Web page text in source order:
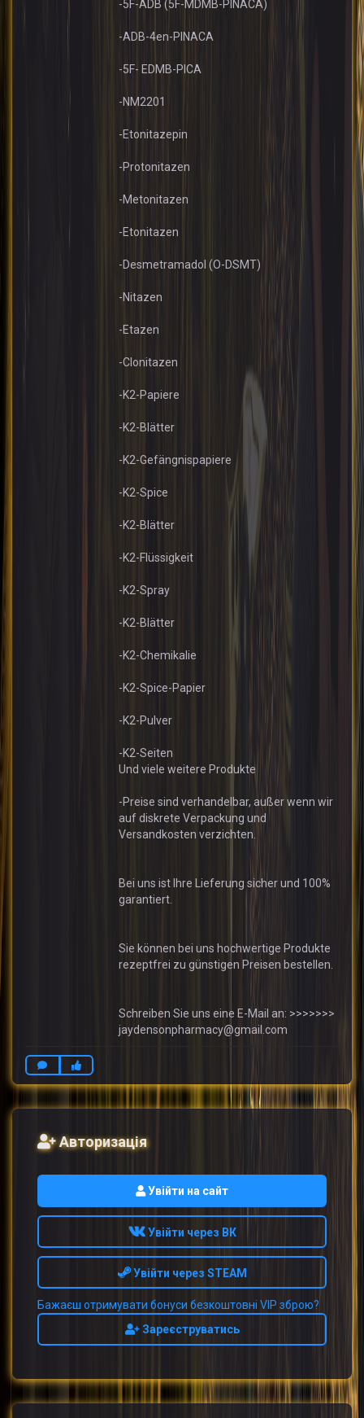
-5F-ADB (5F-MDMB-PINACA)
-ADB-4en-PINACA
-5F- EDMB-PICA
-NM2201
-Etonitazepin
-Protonitazen
-Metonitazen
-Etonitazen
-Desmetramadol (O-DSMT)
-Nitazen
-Etazen
-Clonitazen
-K2-Papiere
-K2-Blätter
-K2-Gefängnispapiere
-K2-Spice
-K2-Blätter
-K2-Flüssigkeit
-K2-Spray
-K2-Blätter
-K2-Chemikalie
-K2-Spice-Papier
-K2-Pulver
-K2-Seiten
Und viele weitere Produkte
-Preise sind verhandelbar, außer wenn wir
auf diskrete Verpackung und
Versandkosten verzichten.
Bei uns ist Ihre Lieferung sicher und 100%
garantiert.
Sie können bei uns hochwertige Produkte
rezeptfrei zu günstigen Preisen bestellen.
Schreiben Sie uns eine E-Mail an: >>>>>>>
jaydensonpharmacy@gmail.com
Авторизація
Увійти на сайт
Увійти через ВК
Увійти через STEAM
Бажаєш отримувати бонуси безкоштовні VIP зброю?
Зареєструватись